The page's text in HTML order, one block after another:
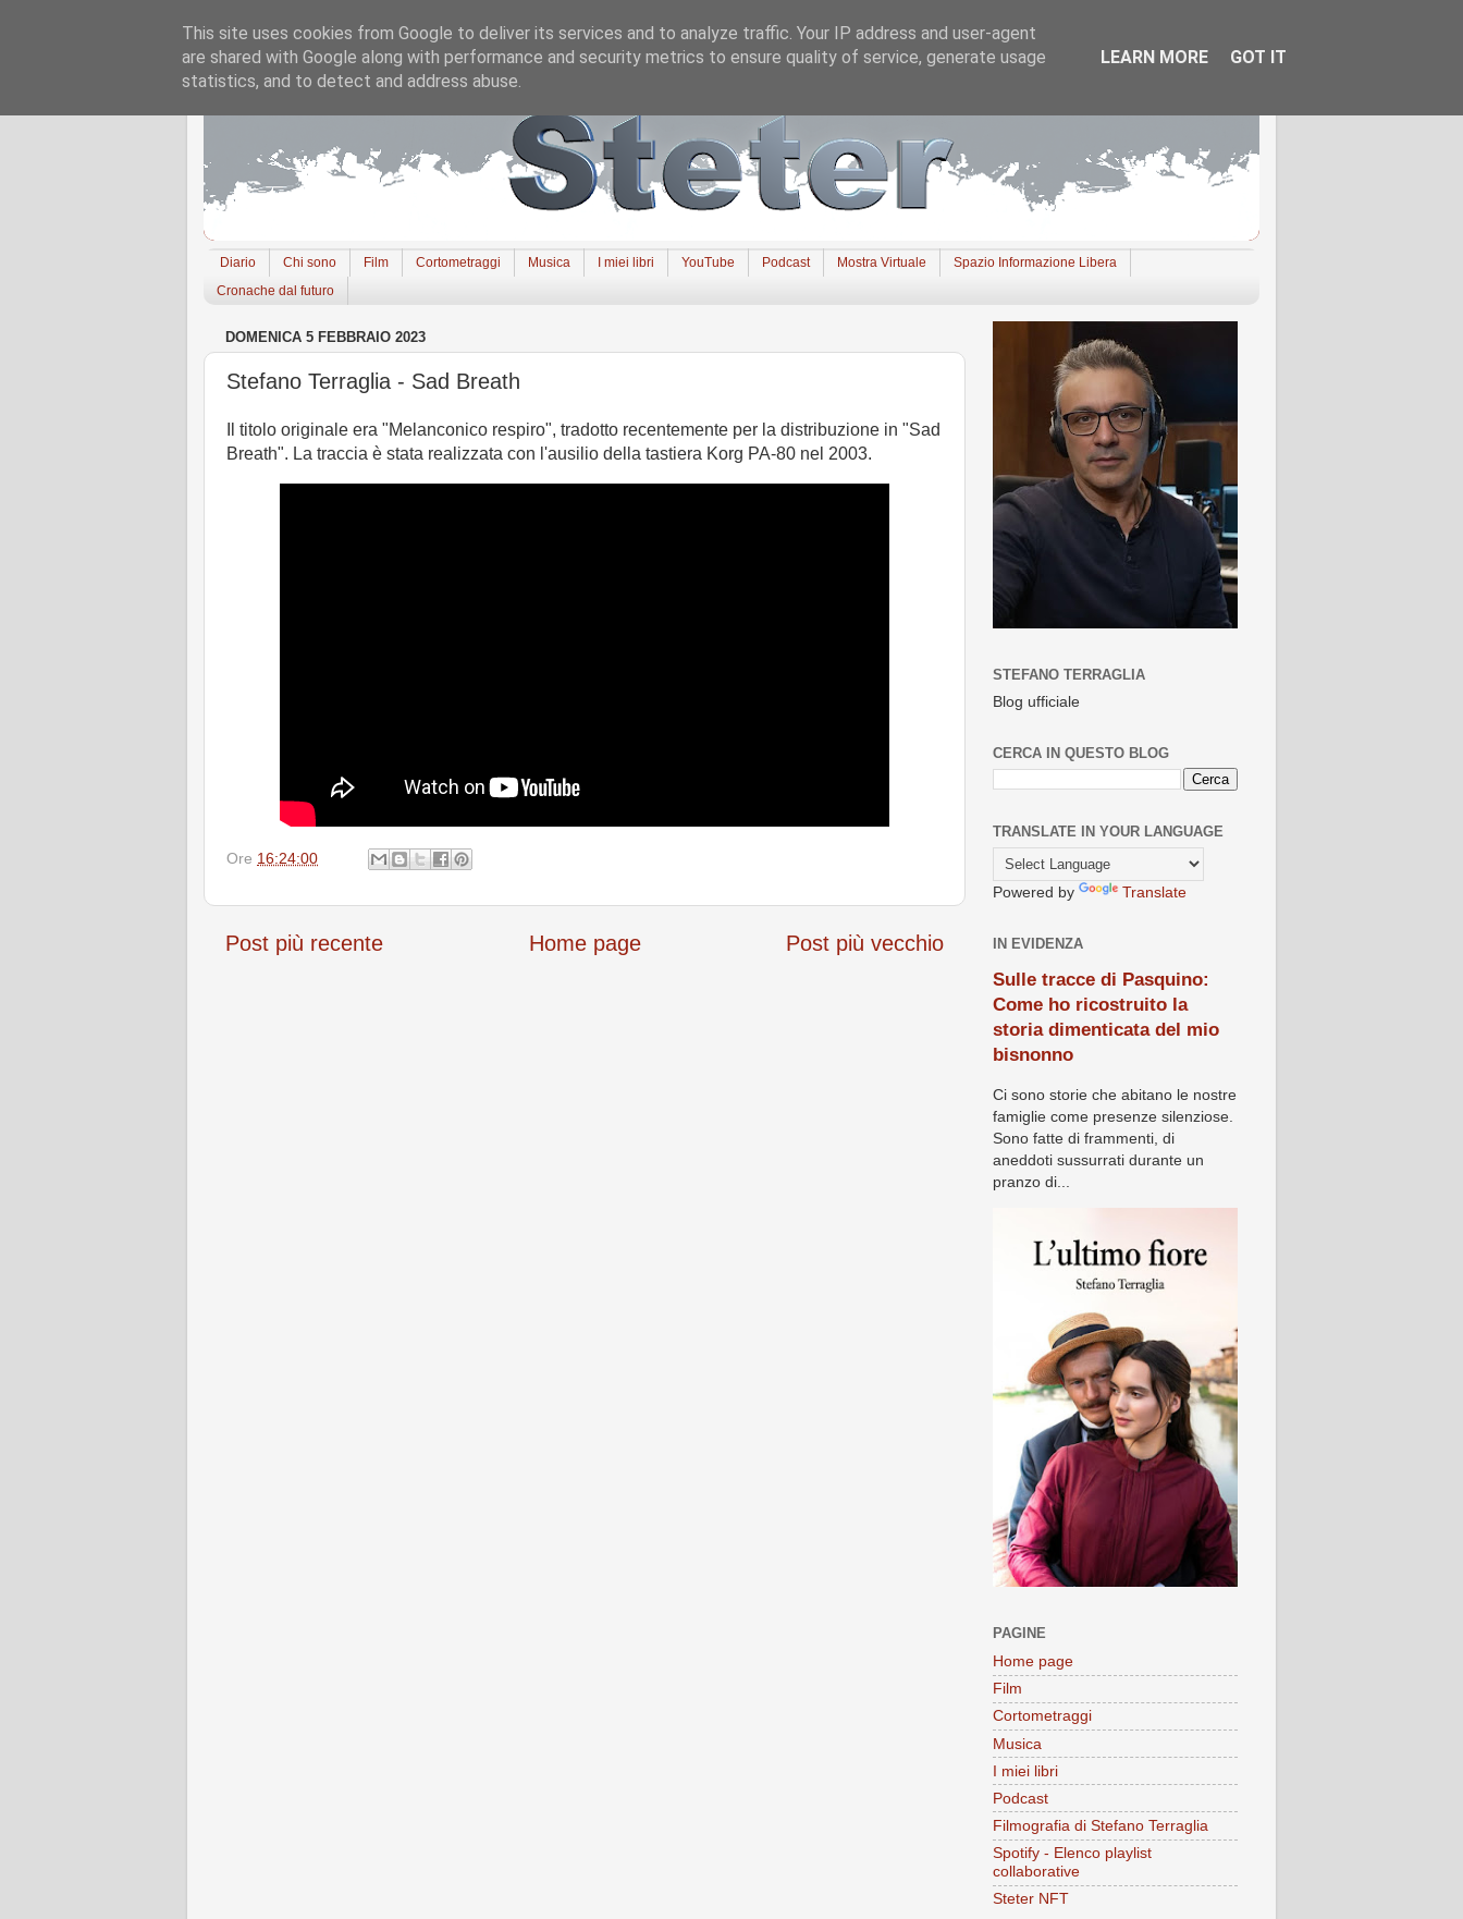
Diario Chi sono Film Cortometraggi Musica I miei libri YouTube Podcast Mostra Virtuale
Spazio Informazione Libera
Cronache dal futuro
DOMENICA 5 FEBBRAIO 2023
Stefano Terraglia - Sad Breath
Il titolo originale era "Melanconico respiro", tradotto recentemente per la distribuzione in "Sad
Breath". La traccia è stata realizzata con l'ausilio della tastiera Korg PA-80 nel 2003.
Ore 16:24:00
Post più recente Post più vecchio
Home page
STEFANO TERRAGLIA
Blog ufficiale
CERCA IN QUESTO BLOG
TRANSLATE IN YOUR LANGUAGE
Powered by Translate
IN EVIDENZA
Sulle tracce di Pasquino:
Come ho ricostruito la
storia dimenticata del mio
bisnonno
Ci sono storie che abitano le nostre
famiglie come presenze silenziose.
Sono fatte di frammenti, di
aneddoti sussurrati durante un
pranzo di...
PAGINE
Home page
Film
Cortometraggi
Musica
I miei libri
Podcast
Filmografia di Stefano Terraglia
Spotify - Elenco playlist
collaborative
Steter NFT
This site uses cookies from Google to deliver its services and to analyze traffic. Your IP address and user-agent
are shared with Google along with performance and security metrics to ensure quality of service, generate usage
statistics, and to detect and address abuse.
LEARN MORE GOT IT